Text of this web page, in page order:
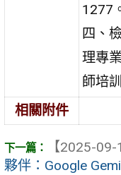
1277
四、
理專
師培
相關附件
【2025-09-
夥伴：Google